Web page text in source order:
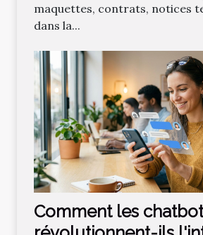
maquettes, contrats, notices
dans la...
Comment les